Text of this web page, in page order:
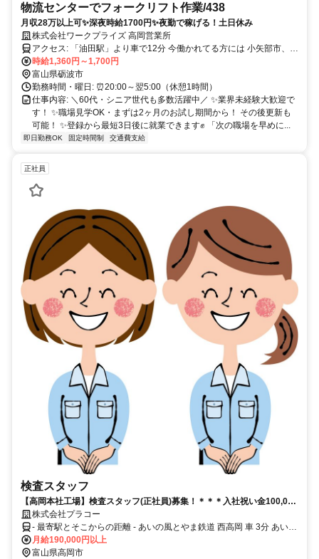
物流センターでフォークリフト作業/438
月収28万以上可✨深夜時給1700円✨夜勤で稼げる！土日休み
株式会社ワークプライズ 高岡営業所
アクセス: 「油田駅」より車で12分 今働かれてる方には 小矢部市、高
岡市、南砺市、 射水市、富山市、 中新川郡などから通う方も活躍
中！ 自宅から通えるお仕事色々！ 是非お気軽に相談してみてくださ
い！
時給1,360円～1,700円
富山県砺波市
勤務時間・曜日: ⏰20:00～翌5:00（休憩1時間）
仕事内容: ＼60代・シニア世代も多数活躍中／ ✨業界未経験大歓迎で
す！ ✨職場見学OK・まずは2ヶ月のお試し期間から！ その後更新も
可能！ ✨登録から最短3日後に就業できます✊ 「次の職場を早めに...
即日勤務OK 固定時間制 交通費支給
正社員
検査スタッフ
【高岡本社工場】検査スタッフ(正社員)募集！＊＊＊入社祝い金100,000
円支給（入社半年後）＊＊＊まさに”コツコツ””モクモク”集中してでき
ちゃうお仕事♪流れ作業ではないので、自分のペースで進められますあな
たの”得意”を活かして正社員デビューしませんか？
株式会社プラコー
- 最寄駅とそこからの距離 - あいの風とやま鉄道 西高岡 車 3分 あいの
風とやま鉄道 福岡 車 10分 北陸新幹線 新高岡 車 11分
月給190,000円以上
富山県高岡市